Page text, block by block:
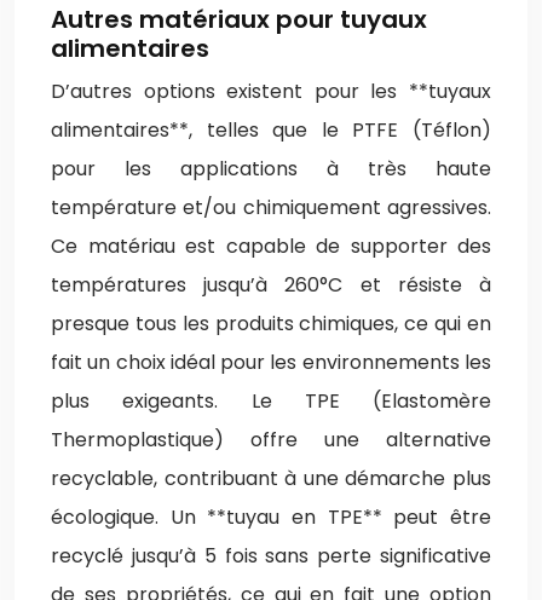
Autres matériaux pour tuyaux
alimentaires
D’autres options existent pour les **tuyaux
alimentaires**, telles que le PTFE (Téflon)
pour les applications à très haute
température et/ou chimiquement agressives.
Ce matériau est capable de supporter des
températures jusqu’à 260°C et résiste à
presque tous les produits chimiques, ce qui en
fait un choix idéal pour les environnements les
plus exigeants. Le TPE (Elastomère
Thermoplastique) offre une alternative
recyclable, contribuant à une démarche plus
écologique. Un **tuyau en TPE** peut être
recyclé jusqu’à 5 fois sans perte significative
de ses propriétés, ce qui en fait une option